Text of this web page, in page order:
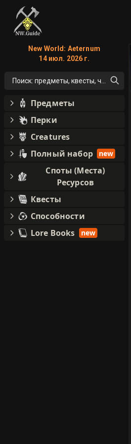
New World: Aeternum
14 июл. 2026 г.
Поиск: предметы, квесты, что угодно!
Предметы
Перки
Creatures
Полный набор
new
Споты (Места)
Ресурсов
Квесты
Способности
Lore Books
new